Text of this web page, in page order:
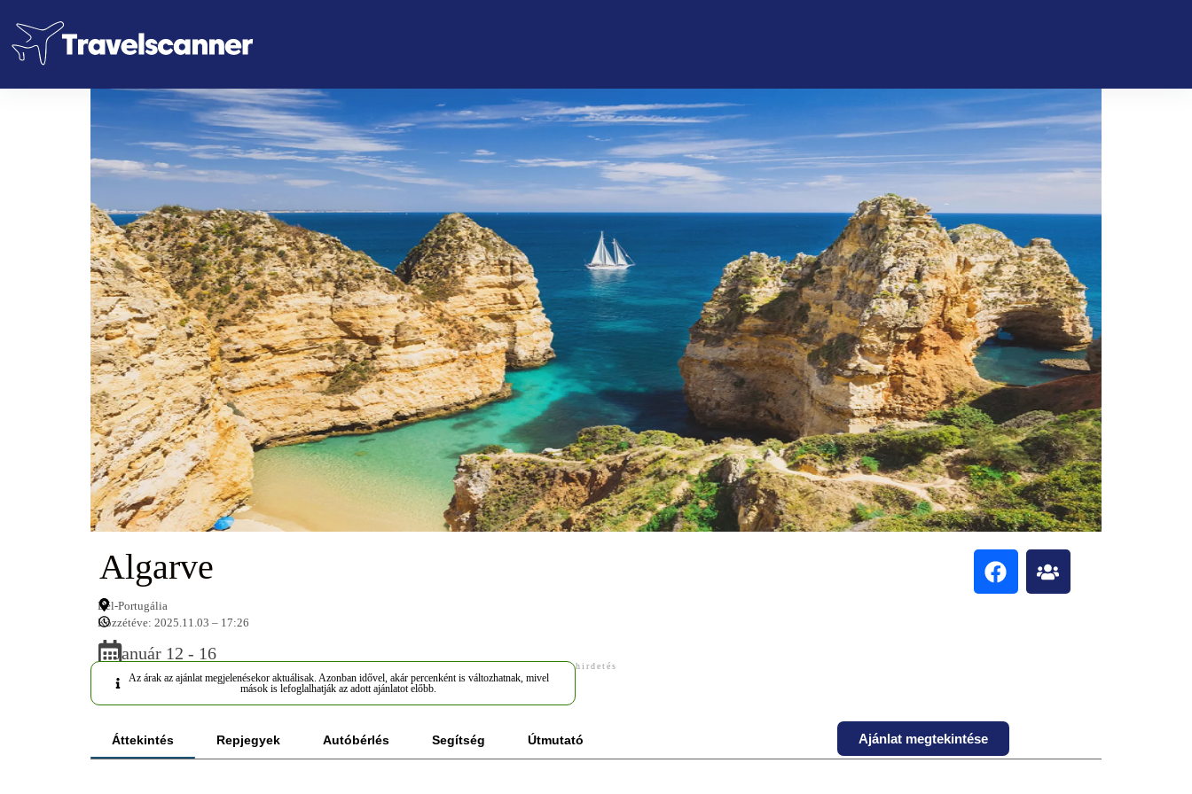
Algarve
Dél-Portugália
Közzétéve: 2025.11.03 – 17:26
Január 12 - 16
hirdetés
Az árak az ajánlat megjelenésekor aktuálisak. Azonban idővel, akár percenként is változhatnak, mivel
mások is lefoglalhatják az adott ajánlatot előbb.
Áttekintés Repjegyek Autóbérlés Segítség Útmutató Ajánlat megtekintése